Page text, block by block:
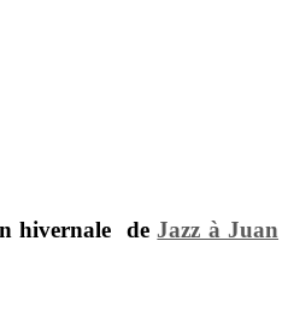
hivernale deJazz à Juan